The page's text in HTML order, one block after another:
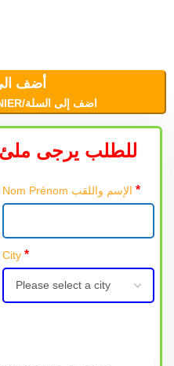
أضف
AJOUTER AU PANIER/اضف إلى السلة
للطلب يرجى ملئ
*
City *